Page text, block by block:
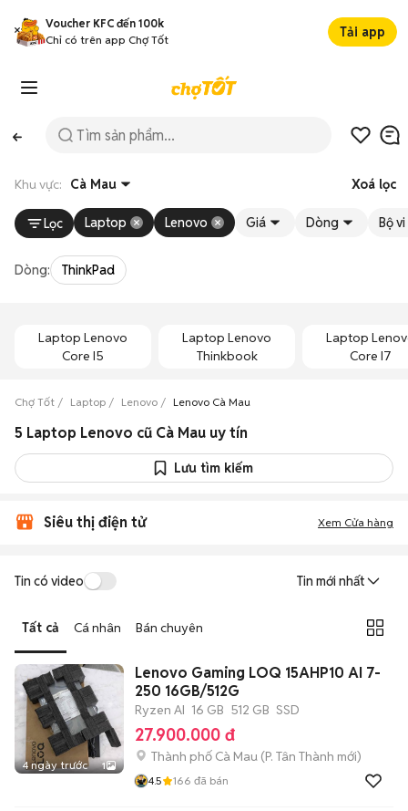
Voucher KFC đến 100k
Chỉ có trên app Chợ Tốt
Tải app
Khu vực: Cà Mau Xoá lọc
Lọc Laptop Lenovo Giá Dòng Bộ
Dòng: ThinkPad
Laptop Lenovo
Core I5
Laptop Lenovo
Thinkbook
Laptop
Core I7
Chợ Tốt Laptop Lenovo Lenovo Cà Mau
5 Laptop Lenovo cũ Cà Mau uy tín
Lưu tìm kiếm
Siêu thị điện tử Xem Cửa hàng
Tin có video Tin mới nhất
Tất cả Cá nhân Bán chuyên
4 ngày trước 1
Lenovo Gaming LOQ 15AHP10 AI 7-
250 16GB/512G
Ryzen AI 16 GB 512 GB SSD
27.900.000 đ
Thành phố Cà Mau (P. Tân Thành mới)
4.5 166 đã bán